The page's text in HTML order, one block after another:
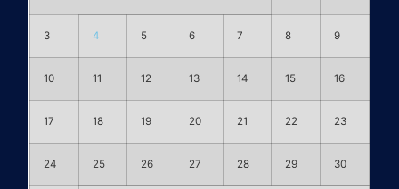
3 4 5 6 7 8 9
10 11 12 13 14 15 16
17 18 19 20 21 22 23
24 25 26 27 28 29 30